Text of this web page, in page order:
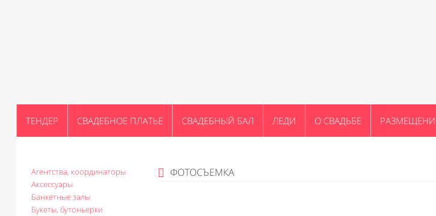
ТЕНДЕР СВАДЕБНОЕ ПЛАТЬЕ СВАДЕБНЫЙ БАЛ ЛЕДИ О СВАДЬБЕ
Агентства, координаторы
Аксессуары
Банкетные залы
Букеты, бутоньерки
ФОТОСЪЕМКА